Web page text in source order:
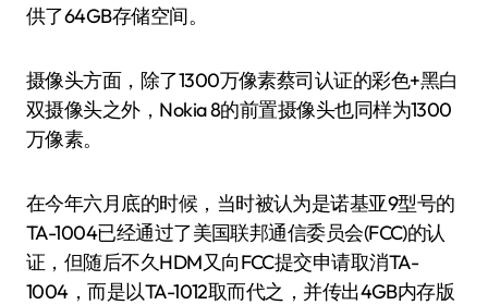
供了64GB存储空间。
摄像头方面，除了1300万像素蔡司认证的彩色+黑白
双摄像头之外，Nokia 8的前置摄像头也同样为1300
万像素。
在今年六月底的时候，当时被认为是诺基亚9型号的
TA-1004已经通过了美国联邦通信委员会(FCC)的认
证，但随后不久HDM又向FCC提交申请取消TA-
1004，而是以TA-1012取而代之，并传出4GB内存版